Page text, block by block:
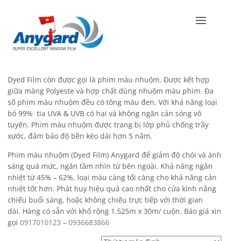
Dyed Film còn được gọi là phim màu nhuộm. Được kết hợp
giữa màng Polyeste và hợp chất dùng nhuộm màu phim. Đa
số phim màu nhuộm đều có tông màu đen. Với khả năng loại
bỏ 99% tia UVA & UVB có hại và không ngăn cản sóng vô
tuyến. Phim màu nhuộm được trang bị lớp phủ chống trầy
xước, đảm bảo độ bền kéo dài hơn 5 năm.
Phim màu nhuộm (Dyed Film) Anygard để giảm độ chói và ánh
sáng quá mức, ngăn tầm nhìn từ bên ngoài. Khả năng ngăn
nhiệt từ 45% – 62%, loại màu càng tối càng cho khả năng cản
nhiệt tốt hơn. Phát huy hiệu quả cao nhất cho cửa kính nắng
chiếu buổi sáng, hoặc không chiếu trực tiếp với thời gian
dài. Hàng có sẵn với khổ rộng 1.525m x 30m/ cuộn. Báo giá xin
gọi 0917010123 – 0936683866